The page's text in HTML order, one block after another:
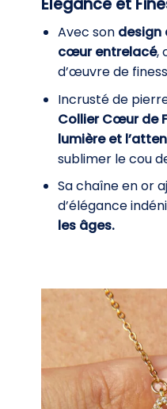
Élégance et
Avec son design
cœur entrelacé,
d’œuvre de
Incrusté de
Collier Cœur de
lumière et
sublimer le cou
Sa chaîne en or
d’élégance
les âges.